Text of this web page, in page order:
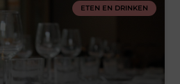
ETEN EN DRINKEN